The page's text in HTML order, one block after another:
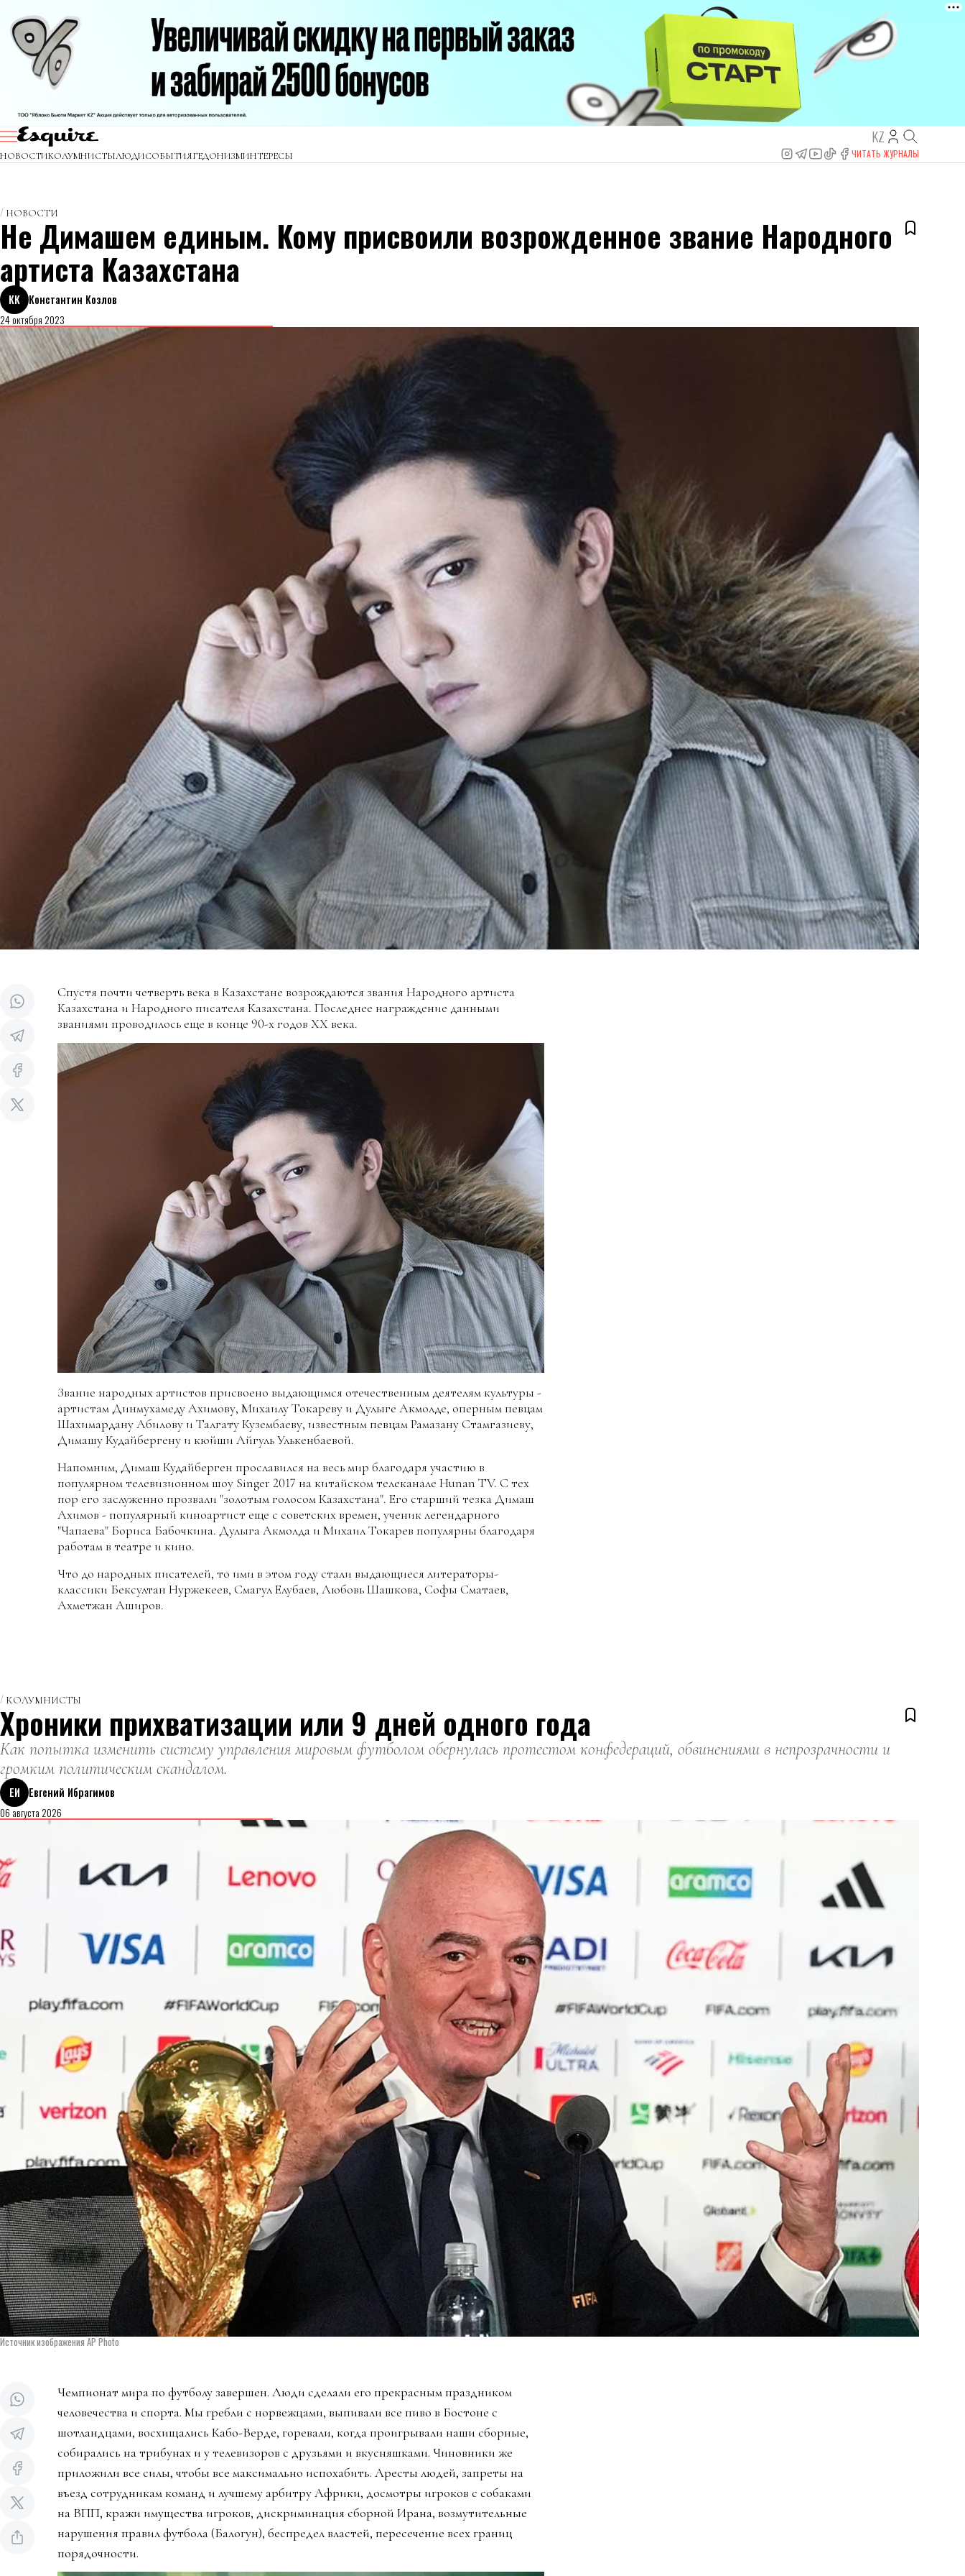
KZ
НОВОСТИКОЛУМНИСТЫЛЮДИСОБЫТИЯГЕДОНИЗМИНТЕРЕСЫ ЧИТАТЬ ЖУРНАЛЫ
НОВОСТИ
Не Димашем единым. Кому присвоили возрожденное звание Народного
артиста Казахстана
КК
Константин Козлов
24 октября 2023
Спустя почти четверть века в Казахстане возрождаются звания Народного артиста
Казахстана и Народного писателя Казахстана. Последнее награждение данными
званиями проводилось еще в конце 90-х годов ХХ века.
Звание народных артистов присвоено выдающимся отечественным деятелям культуры -
артистам Динмухамеду Ахимову, Михаилу Токареву и Дулыге Акмолде, оперным певцам
Шахимардану Абилову и Талгату Кузембаеву, известным певцам Рамазану Стамгазиеву,
Димашу Кудайбергену и кюйши Айгуль Улькенбаевой.
Напомним, Димаш Кудайберген прославился на весь мир благодаря участию в
популярном телевизионном шоу Singer 2017 на китайском телеканале Hunan TV. С тех
пор его заслуженно прозвали "золотым голосом Казахстана". Его старший тезка Димаш
Ахимов - популярный киноартист еще с советских времен, ученик легендарного
"Чапаева" Бориса Бабочкина. Дулыга Акмолда и Михаил Токарев популярны благодаря
работам в театре и кино.
Что до народных писателей, то ими в этом году стали выдающиеся литераторы-
классики Бексултан Нуржекеев, Смагул Елубаев, Любовь Шашкова, Софы Сматаев,
Ахметжан Аширов.
КОЛУМНИСТЫ
Хроники прихватизации или 9 дней одного года
Как попытка изменить систему управления мировым футболом обернулась протестом конфедераций, обвинениями в непрозрачности и
громким политическим скандалом.
ЕИ
Евгений Ибрагимов
06 августа 2026
Источник изображения AP Photo
Чемпионат мира по футболу завершен. Люди сделали его прекрасным праздником
человечества и спорта. Мы гребли с норвежцами, выпивали все пиво в Бостоне с
шотландцами, восхищались Кабо-Верде, горевали, когда проигрывали наши сборные,
собирались на трибунах и у телевизоров с друзьями и вкусняшками. Чиновники же
приложили все силы, чтобы все максимально испохабить. Аресты людей, запреты на
въезд сотрудникам команд и лучшему арбитру Африки, досмотры игроков с собаками
на ВПП, кражи имущества игроков, дискриминация сборной Ирана, возмутительные
нарушения правил футбола (Балогун), беспредел властей, пересечение всех границ
порядочности.